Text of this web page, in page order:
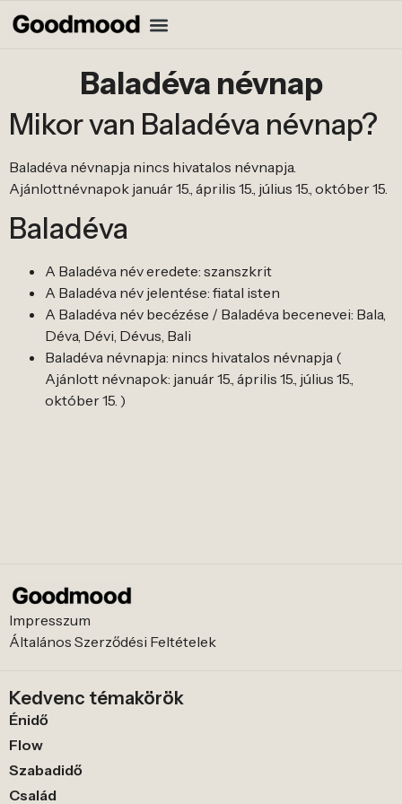
Baladéva névnap
Mikor van Baladéva névnap?
Baladéva névnapja nincs hivatalos névnapja.
Ajánlottnévnapok január 15., április 15., július 15., október 15.
Baladéva
A Baladéva név eredete: szanszkrit
A Baladéva név jelentése: fiatal isten
A Baladéva név becézése / Baladéva becenevei: Bala,
Déva, Dévi, Dévus, Bali
Baladéva névnapja: nincs hivatalos névnapja (
Ajánlott névnapok: január 15., április 15., július 15.,
október 15. )
Impresszum
Általános Szerződési Feltételek
Kedvenc témakörök
Énidő
Flow
Szabadidő
Család